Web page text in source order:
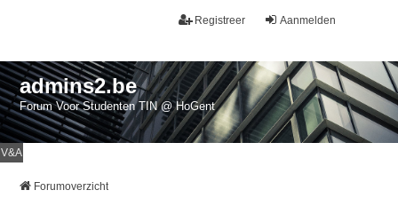
Aanmelden
Registreer
admins2.be
Forum Voor Studenten TIN @ HoGent
V&A
Forumoverzicht